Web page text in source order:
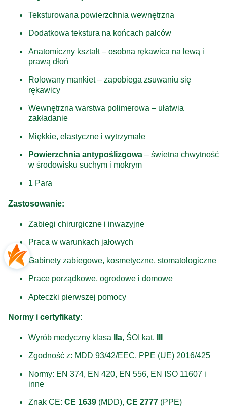
Teksturowana powierzchnia wewnętrzna
Dodatkowa tekstura na końcach palców
Anatomiczny kształt – osobna rękawica na lewą i
prawą dłoń
Rolowany mankiet – zapobiega zsuwaniu się
rękawicy
Wewnętrzna warstwa polimerowa – ułatwia
zakładanie
Miękkie, elastyczne i wytrzymałe
Powierzchnia antypoślizgowa – świetna chwytność
w środowisku suchym i mokrym
1 Para
Zastosowanie:
Zabiegi chirurgiczne i inwazyjne
Praca w warunkach jałowych
Gabinety zabiegowe, kosmetyczne, stomatologiczne
Prace porządkowe, ogrodowe i domowe
Apteczki pierwszej pomocy
Normy i certyfikaty:
Wyrób medyczny klasa IIa, ŚOI kat.
Zgodność z: MDD 93/42/EEC, PPE (UE) 2016/425
Normy: EN 374, EN 420, EN 556, EN ISO 11607 i
inne
Znak CE: CE 1639 (MDD), CE 2777 (PPE)